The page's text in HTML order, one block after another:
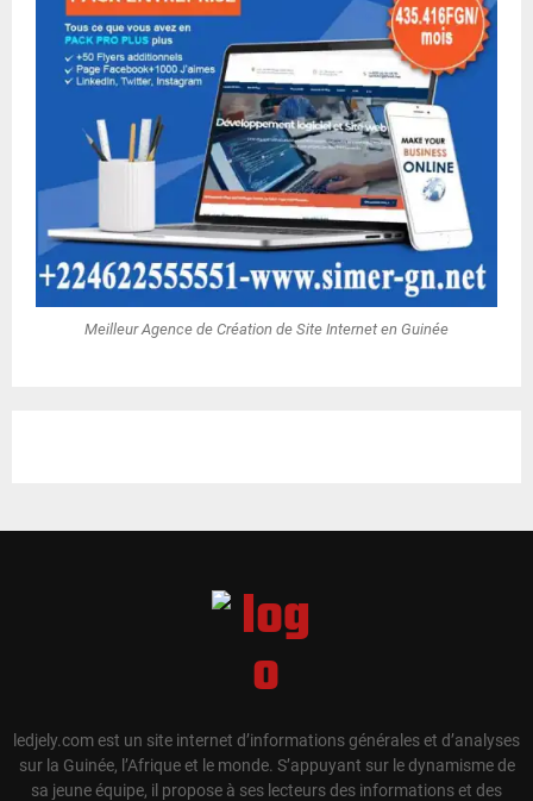
Meilleur Agence de Création de Site Internet en Guinée
ledjely.com est un site internet d’informations générales et d’analyses
sur la Guinée, l’Afrique et le monde. S’appuyant sur le dynamisme de
sa jeune équipe, il propose à ses lecteurs des informations et des